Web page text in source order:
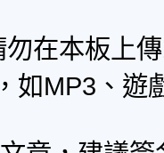
在本板上
如MP3、遊